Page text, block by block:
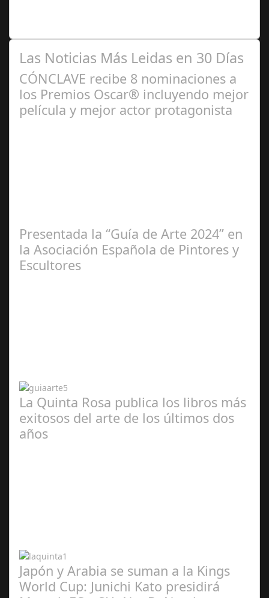
Las Noticias Más Leidas en 30 Días
CÓNCLAVE recibe 8 nominaciones a
los Premios Oscar® incluyendo mejor
película y mejor actor protagonista
Presentada la “Guía de Arte 2024” en
la Asociación Española de Pintores y
Escultores
La Quinta Rosa publica los libros más
exitosos del arte de los últimos dos
años
Japón y Arabia se suman a la Kings
World Cup: Junichi Kato presidirá